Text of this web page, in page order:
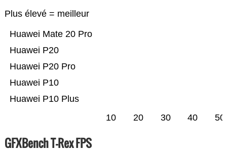
Plus élevé = meilleur
Huawei P10 Plus
Huawei P10
Huawei P20 Pro
Huawei P20
Huawei Mate 20 Pro
10 20 30 40 50
GFXBench T-Rex FPS